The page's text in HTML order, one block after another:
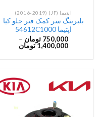
اپتیما (JF) (2016-2019)
بلبرینگ سر کمک فنر جلو کیا
اپتیما 54612C1000
750,000 تومان –
1,400,000تومان